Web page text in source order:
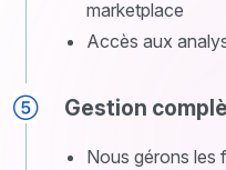
marketplace
Accès aux
Gestion
Nous gérons les